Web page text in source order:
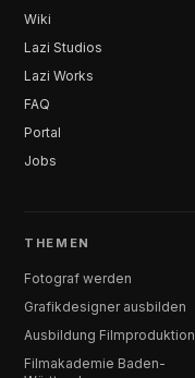
Wiki
Lazi Studios
Lazi Works
FAQ
Portal
Jobs
THEMEN
Fotograf werden
Grafikdesigner ausbilden
Ausbildung Filmproduktion
Filmakademie Baden-